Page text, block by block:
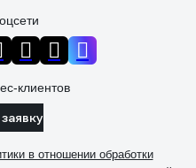
клиентов
в отношении обработки